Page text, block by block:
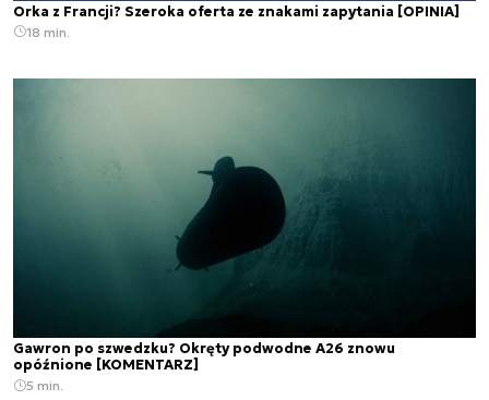
Orka z Francji? Szeroka oferta ze znakami zapytania [OPINIA]
18 min.
Gawron po szwedzku? Okręty podwodne A26 znowu
opóźnione [KOMENTARZ]
5 min.